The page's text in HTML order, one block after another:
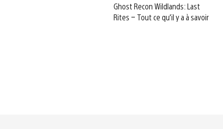
Ghost Recon Wildlands: Last
Rites – Tout ce qu’il y a à savoir